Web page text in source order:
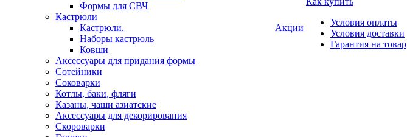
Формы для СВЧ
Кастрюли
Кастрюли.
Наборы кастрюль
Ковши
Аксессуары для придания формы
Сотейники
Соковарки
Котлы, баки, фляги
Казаны, чаши азиатские
Аксессуары для декорирования
Скороварки
Акции
Условия оплаты
Условия доставки
Гарантия на товар